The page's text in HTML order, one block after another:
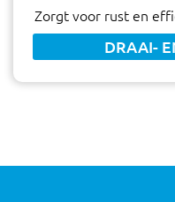
Zorgt voor rust en
DRAAI-